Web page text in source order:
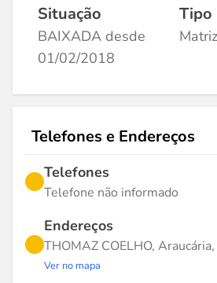
Situação
BAIXADA desde
01/02/2018
Tipo
Matriz
Telefones e Endereços
Telefones
Telefone não informado
Endereços
THOMAZ COELHO, Araucária,
Ver no mapa